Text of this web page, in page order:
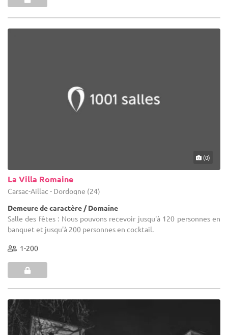
(0)
La Villa Romaine
Carsac-Aillac - Dordogne (24)
Demeure de caractère / Domaine
Salle des fêtes : Nous pouvons recevoir jusqu'à 120 personnes en
banquet et jusqu'à 200 personnes en cocktail.
1-200